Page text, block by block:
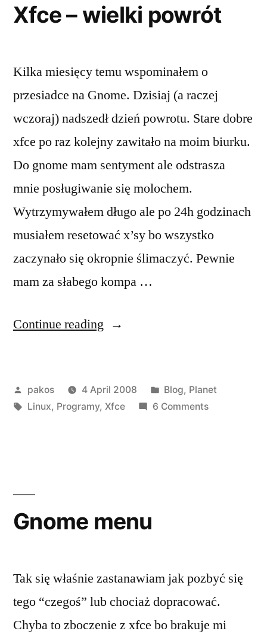
Xfce – wielki powrót
Kilka miesięcy temu wspominałem o
przesiadce na Gnome. Dzisiaj (a raczej
wczoraj) nadszedł dzień powrotu. Stare dobre
xfce po raz kolejny zawitało na moim biurku.
Do gnome mam sentyment ale odstrasza
mnie posługiwanie się molochem.
Wytrzymywałem długo ale po 24h godzinach
musiałem resetować x’sy bo wszystko
zaczynało się okropnie ślimaczyć. Pewnie
mam za słabego kompa …
Continue reading “Xfce
powrót”
Posted
by
pakos 4 April 2008
Posted
in
Blog, Planet
Tags:
Linux, Programy, Xfce 6 Commentson
Gnome menu
Tak się właśnie zastanawiam jak pozbyć się
tego “czegoś” lub chociaż dopracować.
Chyba to zboczenie z xfce bo brakuje mi